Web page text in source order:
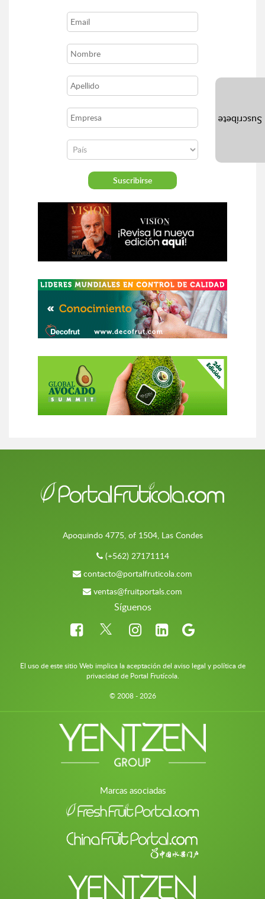
Apoquindo 4775, of 1504, Las Condes
(+562) 27171114
contacto@portalfruticola.com
ventas@fruitportals.com
Síguenos
El uso de este sitio Web implica la aceptación del aviso legal y política de
privacidad de Portal Frutícola.
© 2008 - 2026
Marcas asociadas
Suscríbete